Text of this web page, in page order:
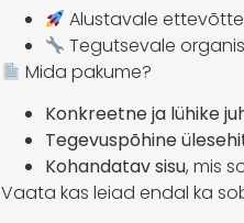
Alustavale
Tegutsevale
Mida pakume?
Konkreetne ja lühike
Tegevuspõhine
Kohandatav sisu, mis
Vaata kas leiad endal ka